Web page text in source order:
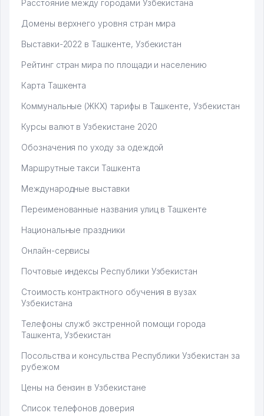
Расстояние между городами Узбекистана
Домены верхнего уровня стран мира
Выставки-2022 в Ташкенте, Узбекистан
Рейтинг стран мира по площади и населению
Карта Ташкента
Коммунальные (ЖКХ) тарифы в Ташкенте, Узбекистан
Курсы валют в Узбекистане 2020
Обозначения по уходу за одеждой
Маршрутные такси Ташкента
Международные выставки
Переименованные названия улиц в Ташкенте
Национальные праздники
Онлайн-сервисы
Почтовые индексы Республики Узбекистан
Стоимость контрактного обучения в вузах
Узбекистана
Телефоны служб экстренной помощи города
Ташкента, Узбекистан
Посольства и консульства Республики Узбекистан за
рубежом
Цены на бензин в Узбекистане
Список телефонов доверия